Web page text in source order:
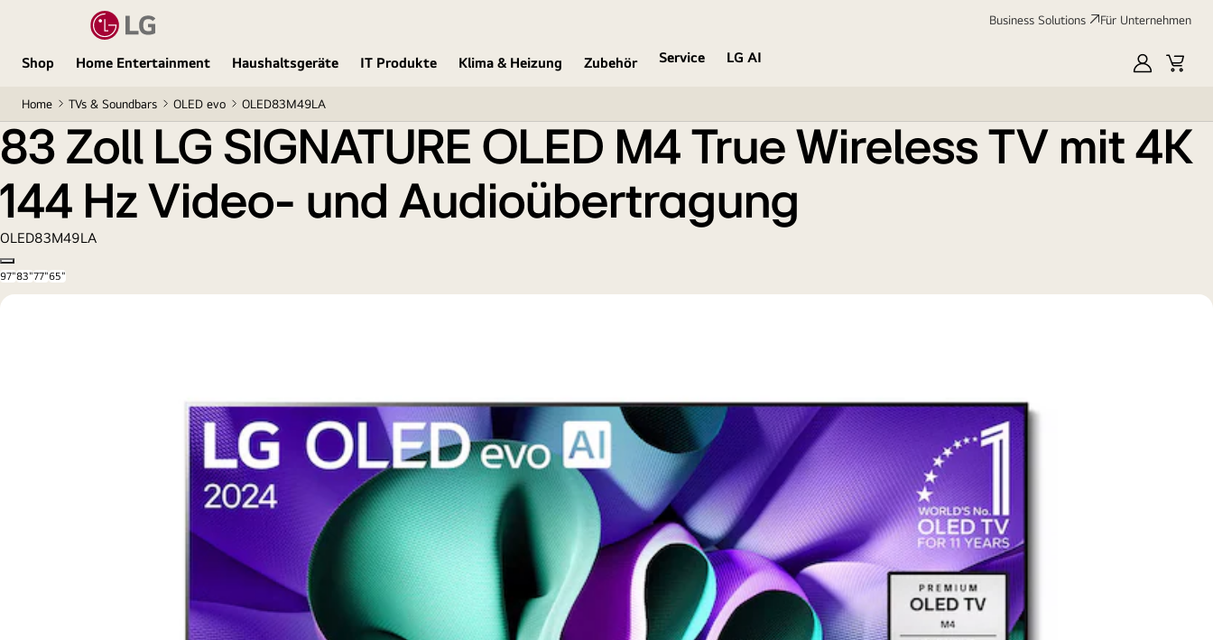
Business Solutions Für Unternehmen
Shop Home Entertainment Haushaltsgeräte IT Produkte Klima & Heizung Zubehör Service
LG AI
MyLGCart
Home TVs & Soundbars OLED evo OLED83M49LA
83 Zoll LG SIGNATURE OLED M4 True Wireless TV mit 4K 144 Hz Video- und Audioübertragung
EU
Produktblatt
83 Zoll LG SIGNATURE OLED M4 True Wireless TV mit 4K
144 Hz Video- und Audioübertragung
OLED83M49LA
Copy model name
97"83"77"65"